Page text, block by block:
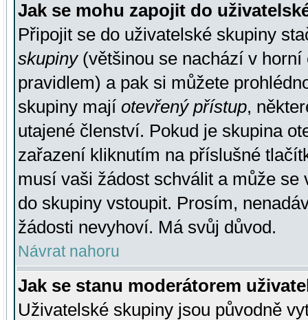
Jak se mohu zapojit do
Připojit se do uživatelské skupiny
skupiny(většinou se nachází v horní
pravidlem) a pak si můžete
skupiny mají otevřený přístup,
utajené členství. Pokud je skupina
zařazení kliknutím na příslušné
musí vaši žádost schválit a může se
do skupiny vstoupit. Prosím,
žádosti nevyhoví. Má svůj důvod.
Návrat nahoru
Jak se stanu moderátorem
Uživatelské skupiny jsou původně